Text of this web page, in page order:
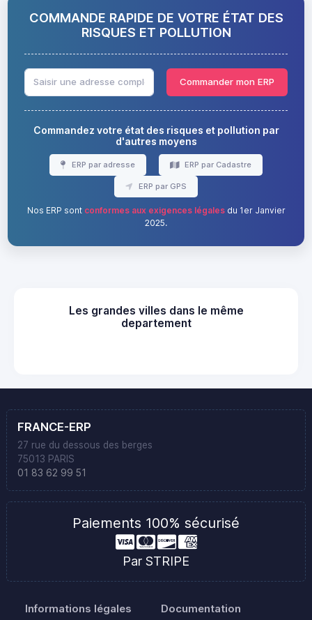
COMMANDE RAPIDE DE VOTRE ÉTAT DES
RISQUES ET POLLUTION
Commander mon ERP
Commandez votre état des risques et pollution par
d'autres moyens
ERP par adresse ERP par Cadastre
ERP par GPS
Nos ERP sont conformes aux exigences légalesdu 1er Janvier
2025.
Les grandes villes dans le même
departement
FRANCE-ERP
27 rue du dessous des berges
75013 PARIS
01 83 62 99 51
Paiements 100% sécurisé
Par STRIPE
Informations légales Documentation